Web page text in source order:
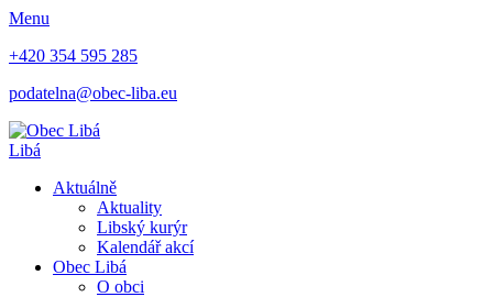
Menu
+420 354 595 285
podatelna@obec-liba.eu
Libá
Aktuálně
Aktuality
Libský kurýr
Kalendář akcí
Obec Libá
O obci